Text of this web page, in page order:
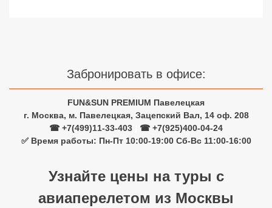
Забронировать в офисе:
FUN&SUN PREMIUM Павелецкая
г. Москва, м. Павелецкая, Зацепский Вал, 14 оф. 208
☎ +7(499)11-33-403
☎ +7(925)400-04-24
✅ Время работы: Пн-Пт 10:00-19:00 Сб-Вс 11:00-16:00
Узнайте цены на туры с
авиаперелетом из Москвы
Сетевые отели ОАЭ
Сетевые отели Таиланда
Сетевые отели Вьетнама